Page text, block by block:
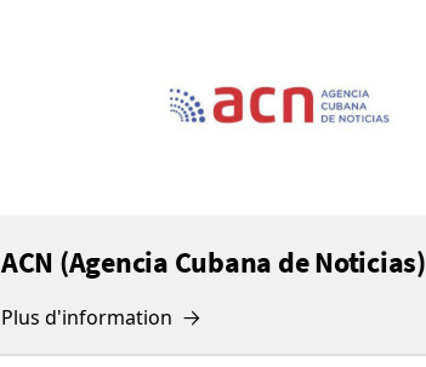
ACN (Agencia Cubana de Noticias)
Plus d'information